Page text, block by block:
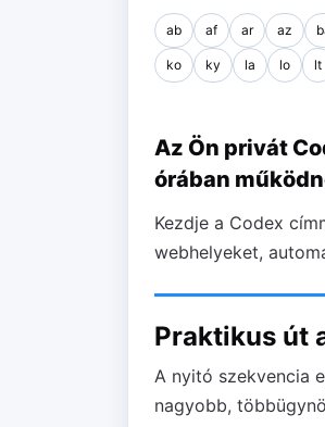
ab af ar az
ko ky la lo lt
Az Ön privát
órában
Kezdje a Codex
webhelyeket,
Praktikus út
A nyitó szekvencia
nagyobb,